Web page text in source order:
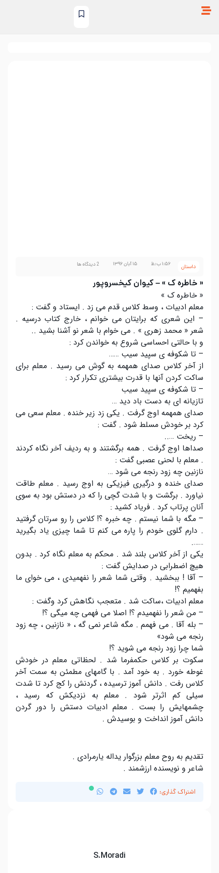
داستان ۱:۵۶ ب٫ظ ۱۵ آبان ۱۳۹۶ 2 دیدگاه ها
« خاطره ک » – کیوان کیخسروپور
« خاطره ک »
معلم ادبیات ، وسط کلاس قدم می زد . ایستاد و گفت :
– این شعری که برایتان می خوانم ، خارج کتاب درسیه .
شعر « محمد زهری » . می خوام با شعر نو آشنا بشید ..
و با حالتی احساسی شروع به خواندن کرد :
– تا شکوفه ی سپید سیب ……
از آخر کلاس صدای همهمه به گوش می رسید . معلم برای
ساکت کردن آنها با قدرت بیشتری تکرار کرد :
– تا شکوفه ی سپید سیب
تازیانه ای به دست باد دید …
صدای همهمه اوج گرفت . یکی زد زیر خنده . معلم سعی می
کرد بر خودش مسلط شود . گفت :
– ریخت …..
صداها اوج گرفت . همه برگشتند و به ردیف آخر نگاه کردند
. معلم با لحنی عصبی گفت :
نازنین چه زود رنجه می شود …
صدای خنده و درگیری فیزیکی به اوج رسید . معلم طاقت
نیاورد . برگشت و با شدت گچی را که در دستش بود به سوی
آنان پرتاب کرد . فریاد کشید :
– مگه با شما نیستم . چه خبره ؟! کلاس را رو سرتان گرفتید
. دارم گلوی خودم را پاره می کنم تا شما چیزی یاد بگیرید
…….
یکی از آخر کلاس بلند شد . محکم به معلم نگاه کرد . بدون
هیچ اضطرابی در صدایش گفت :
– آقا ! ببخشید . وقتی شما شعر را نفهمیدی ، می خوای ما
بفهمیم ؟!
معلم ادبیات ،ساکت شد . متعجب نگاهش کرد وگفت :
– من شعر را نفهمیدم ؟! اصلا می فهمی چه میگی ؟!
– بله آقا . می فهمم . مگه شاعر نمی گه ، « نازنین ، چه زود
رنجه می شود»
شما چرا زود رنجه می شوید ؟!
سکوت بر کلاس حکمفرما شد . لحظاتی معلم در خودش
غوطه خورد . به خود آمد . با گامهای مطمئن به سمت آخر
کلاس رفت . دانش آموز ترسیده ، گردنش را کج کرد تا شدت
سیلی کم اثرتر شود . معلم به نزدیکش که رسید ،
چشمهایش را بست . معلم ادبیات دستش را دور گردن
دانش آموز انداخت و بوسیدش .
تقدیم به روح معلم بزرگوار یداله یارمرادی .
شاعر و نویسنده ارزشمند .
اشتراک گذاری:
S.Moradi